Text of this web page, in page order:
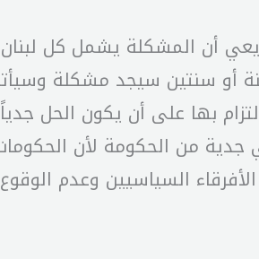
أن المشكلة يشمل كل
أو سنتين سيجد مشكلة
بها على أن يكون الحل
من الحكومة لأن
السياسيين وعدم